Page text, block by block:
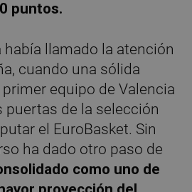
puntos.
llamado la atención
cuando una sólida
equipo de Valencia
puertas de la selección
el EuroBasket. Sin
ha dado otro paso de
como uno de